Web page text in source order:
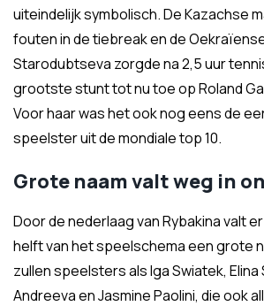
uiteindelijk symbolisch. De Kazachse
fouten in de tiebreak en de
Starodubtseva zorgde na 2,5 uur
grootste stunt tot nu toe op Roland
Voor haar was het ook nog eens de
speelster uit de mondiale top 10.
Grote naam valt weg in
Door de nederlaag van Rybakina valt
helft van het speelschema een grote
zullen speelsters als Iga Swiatek, Elina
Andreeva en Jasmine Paolini, die ook